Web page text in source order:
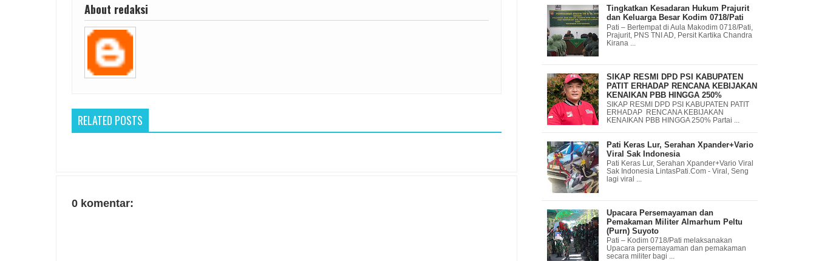
About redaksi
RELATED POSTS
0 komentar:
Tingkatkan Kesadaran Hukum Prajurit
dan Keluarga Besar Kodim 0718/Pati
Pati – Bertempat di Aula Makodim 0718/Pati,
Prajurit, PNS TNI AD, Persit Kartika Chandra
Kirana ...
SIKAP RESMI DPD PSI KABUPATEN
PATIT ERHADAP RENCANA KEBIJAKAN
KENAIKAN PBB HINGGA 250%
SIKAP RESMI DPD PSI KABUPATEN PATIT
ERHADAP RENCANA KEBIJAKAN
KENAIKAN PBB HINGGA 250% Partai ...
Pati Keras Lur, Serahan Xpander+Vario
Viral Sak Indonesia
Pati Keras Lur, Serahan Xpander+Vario Viral
Sak Indonesia LintasPati.Com - Viral, Seng
lagi viral ...
Upacara Persemayaman dan
Pemakaman Militer Almarhum Peltu
(Purn) Suyoto
Pati – Kodim 0718/Pati melaksanakan
Upacara persemayaman dan pemakaman
secara militer bagi ...